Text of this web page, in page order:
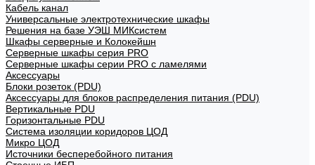
Кабель канал
Универсальные электротехнические шкафы
Решения на базе УЭШ МИКсистем
Шкафы серверные и Колокейшн
Серверные шкафы серия PRO
Серверные шкафы серии PRO с ламелями
Аксессуары
Блоки розеток (PDU)
Аксессуары для блоков распределения питания (PDU)
Вертикальные PDU
Горизонтальные PDU
Система изоляции коридоров ЦОД
Микро ЦОД
Источники бесперебойного питания